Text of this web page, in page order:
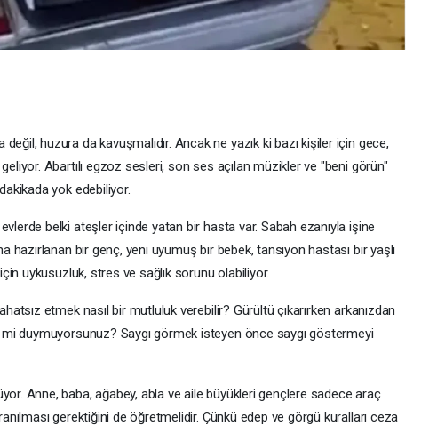
huzura da kavuşmalıdır. Ancak ne yazık ki bazı kişiler için gece,
Abartılı egzoz sesleri, son ses açılan müzikler ve "beni görün"
yok edebiliyor.
belki ateşler içinde yatan bir hasta var. Sabah ezanıyla işine
hazırlanan bir genç, yeni uyumuş bir bebek, tansiyon hastası bir yaşlı
uykusuzluk, stres ve sağlık sorunu olabiliyor.
etmek nasıl bir mutluluk verebilir? Gürültü çıkarırken arkanızdan
duymuyorsunuz? Saygı görmek isteyen önce saygı göstermeyi
Anne, baba, ağabey, abla ve aile büyükleri gençlere sadece araç
gerektiğini de öğretmelidir. Çünkü edep ve görgü kuralları ceza